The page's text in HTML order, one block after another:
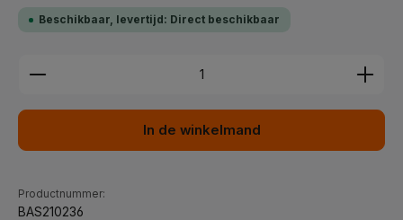
Beschikbaar, levertijd: Direct beschikbaar
Producthoeveelheid: Voer de gewenste
In de winkelmand
Productnummer:
BAS210236